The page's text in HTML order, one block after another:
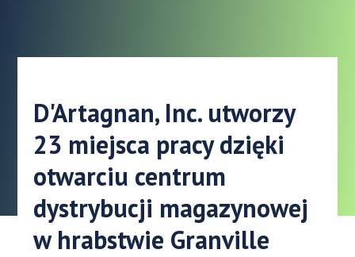
D'Artagnan, Inc. utworzy
23 miejsca pracy dzięki
otwarciu centrum
dystrybucji magazynowej
w hrabstwie Granville